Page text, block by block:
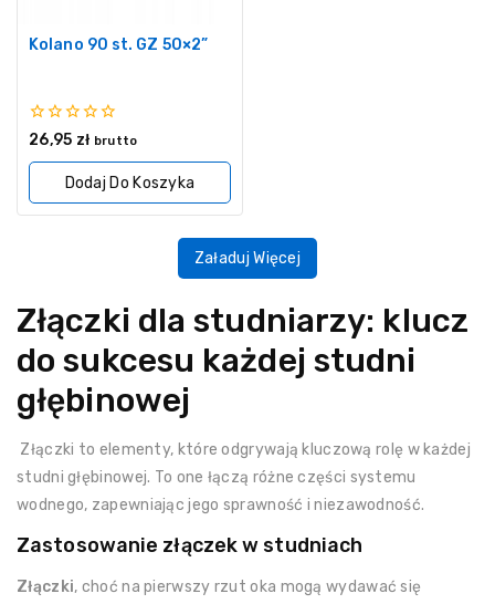
Kolano 90 st. GZ 50×2”
0
5
26,95 zł brutto
Dodaj Do Koszyka
Załaduj Więcej
Złączki dla studniarzy: klucz
do sukcesu każdej studni
głębinowej
Złączki to elementy, które odgrywają kluczową rolę w każdej
studni głębinowej. To one łączą różne części systemu
wodnego, zapewniając jego sprawność i niezawodność.
Zastosowanie złączek w studniach
Złączki, choć na pierwszy rzut oka mogą wydawać się